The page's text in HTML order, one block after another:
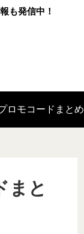
も発信中！
ロモコードまとめ
まと